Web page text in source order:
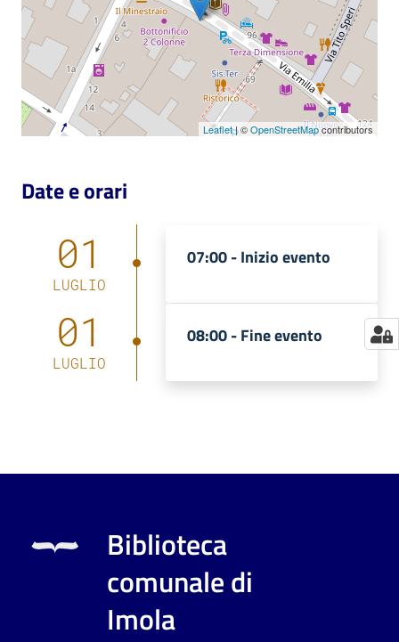
Catalogo
on line
Eventi
Chiedi al
bibliotecario
Leaflet| ©OpenStreetMapcontributors
Date e orari
01
LUGLIO
07:00 -Inizio evento
01
LUGLIO
08:00 -Fine evento
Biblioteca
comunale di
Imola